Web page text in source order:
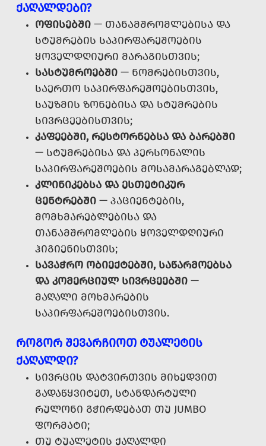
ᲥᲐᲦᲐᲚᲓᲔᲑᲘ?
ᲝᲤᲘᲡᲔᲑᲨᲘ — ᲗᲐᲜᲐᲛᲨᲠᲝᲛᲚᲔᲑᲘᲡᲐ ᲓᲐ
ᲡᲢᲣᲛᲠᲔᲑᲘᲡ ᲡᲐᲞᲘᲠᲤᲐᲠᲔᲨᲝᲔᲑᲘᲡ
ᲧᲝᲕᲔᲚᲓᲦᲘᲣᲠᲘ ᲛᲐᲠᲐᲒᲘᲡᲗᲕᲘᲡ;
ᲡᲐᲡᲢᲣᲛᲠᲝᲔᲑᲨᲘ — ᲜᲝᲛᲠᲔᲑᲘᲡᲗᲕᲘᲡ,
ᲡᲐᲔᲠᲗᲝ ᲡᲐᲞᲘᲠᲤᲐᲠᲔᲨᲝᲔᲑᲘᲡᲗᲕᲘᲡ,
ᲡᲐᲣᲖᲛᲘᲡ ᲖᲝᲜᲔᲑᲘᲡᲐ ᲓᲐ ᲡᲢᲣᲛᲠᲔᲑᲘᲡ
ᲡᲘᲕᲠᲪᲔᲔᲑᲘᲡᲗᲕᲘᲡ;
ᲙᲐᲤᲔᲔᲑᲨᲘ, ᲠᲔᲡᲢᲝᲠᲜᲔᲑᲡᲐ ᲓᲐ ᲑᲐᲠᲔᲑᲨᲘ
— ᲡᲢᲣᲛᲠᲔᲑᲘᲡᲐ ᲓᲐ ᲞᲔᲠᲡᲝᲜᲐᲚᲘᲡ
ᲡᲐᲞᲘᲠᲤᲐᲠᲔᲨᲝᲔᲑᲘᲡ ᲛᲝᲡᲐᲛᲐᲠᲐᲒᲔᲑᲚᲐᲓ;
ᲙᲚᲘᲜᲘᲙᲔᲑᲡᲐ ᲓᲐ ᲔᲡᲗᲔᲢᲘᲙᲣᲠ
ᲪᲔᲜᲢᲠᲔᲑᲨᲘ — ᲞᲐᲪᲘᲔᲜᲢᲔᲑᲘᲡ,
ᲛᲝᲛᲮᲛᲐᲠᲔᲑᲚᲔᲑᲘᲡᲐ ᲓᲐ
ᲗᲐᲜᲐᲛᲨᲠᲝᲛᲚᲔᲑᲘᲡ ᲧᲝᲕᲔᲚᲓᲦᲘᲣᲠᲘ
ᲰᲘᲒᲘᲔᲜᲘᲡᲗᲕᲘᲡ;
ᲡᲐᲕᲐᲭᲠᲝ ᲝᲑᲘᲔᲥᲢᲔᲑᲨᲘ, ᲡᲐᲬᲐᲠᲛᲝᲔᲑᲡᲐ
ᲓᲐ ᲙᲝᲛᲔᲠᲪᲘᲣᲚ ᲡᲘᲕᲠᲪᲔᲔᲑᲨᲘ —
ᲛᲐᲦᲐᲚᲘ ᲛᲝᲮᲛᲐᲠᲔᲑᲘᲡ
ᲡᲐᲞᲘᲠᲤᲐᲠᲔᲨᲝᲔᲑᲘᲡᲗᲕᲘᲡ.
ᲠᲝᲒᲝᲠ ᲨᲔᲕᲐᲠᲩᲘᲝᲗ ᲢᲣᲐᲚᲔᲢᲘᲡ
ᲥᲐᲦᲐᲚᲓᲘ?
ᲡᲘᲕᲠᲪᲘᲡ ᲓᲐᲢᲕᲘᲠᲗᲕᲘᲡ ᲛᲘᲮᲔᲓᲕᲘᲗ
ᲒᲐᲓᲐᲬᲧᲕᲘᲢᲔᲗ, ᲡᲢᲐᲜᲓᲐᲠᲢᲣᲚᲘ
ᲠᲣᲚᲝᲜᲘ ᲒᲭᲘᲠᲓᲔᲑᲐᲗ ᲗᲣ JUMBO
ᲤᲝᲠᲛᲐᲢᲘ;
ᲗᲣ ᲢᲣᲐᲚᲔᲢᲘᲡ ᲥᲐᲦᲐᲚᲓᲘ